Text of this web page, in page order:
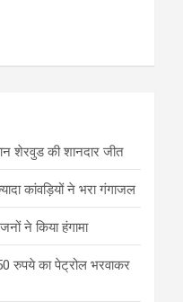
शेरवुड की शानदार जीत
कांवड़ियों ने भरा गंगाजल
ने किया हंगामा
रुपये का पेट्रोल भरवाकर